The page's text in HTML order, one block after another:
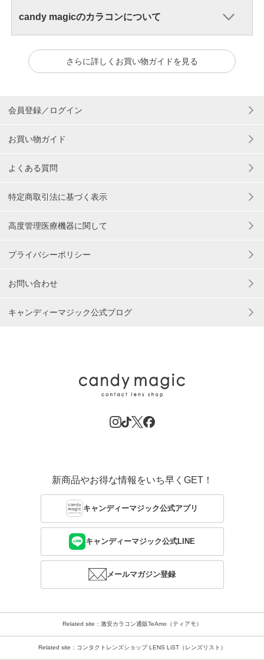
candy magicのカラコンについて
さらに詳しくお買い物ガイドを見る
会員登録／ログイン
お買い物ガイド
よくある質問
特定商取引法に基づく表示
高度管理医療機器に関して
プライバシーポリシー
お問い合わせ
キャンディーマジック公式ブログ
新商品やお得な情報をいち早くGET！
キャンディーマジック公式アプリ
キャンディーマジック公式LINE
メールマガジン登録
Related site：激安カラコン通販TeAmo（ティアモ）
Related site：コンタクトレンズショップ LENS LiST（レンズリスト）